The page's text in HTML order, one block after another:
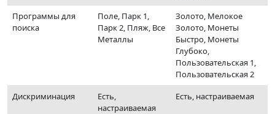
Программы для
поиска
Поле, Парк 1,
Парк 2, Пляж, Все
Металлы
Золото, Мелокое
Золото, Монеты
Быстро, Монеты
Глубоко,
Пользовательская 1,
Пользовательская 2
Дискриминация
Есть,
настраиваемая
Есть, настраиваемая